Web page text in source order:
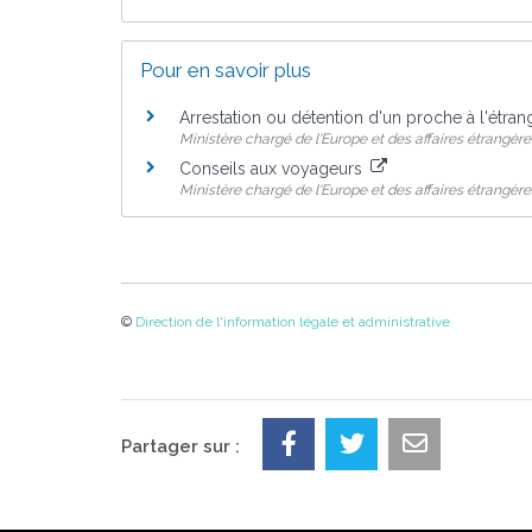
Pour en savoir plus
Arrestation ou détention d'un proche à
Ministère chargé de l'Europe et des affaires
Conseils aux voyageurs
Ministère chargé de l'Europe et des affaires
© Direction de l'information légale et administrative
Partager sur :